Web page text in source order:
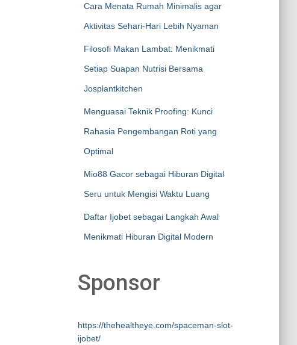
Cara Menata Rumah Minimalis agar
Aktivitas Sehari-Hari Lebih Nyaman
Filosofi Makan Lambat: Menikmati
Setiap Suapan Nutrisi Bersama
Josplantkitchen
Menguasai Teknik Proofing: Kunci
Rahasia Pengembangan Roti yang
Optimal
Mio88 Gacor sebagai Hiburan Digital
Seru untuk Mengisi Waktu Luang
Daftar Ijobet sebagai Langkah Awal
Menikmati Hiburan Digital Modern
Sponsor
https://thehealtheye.com/spaceman-slot-
ijobet/